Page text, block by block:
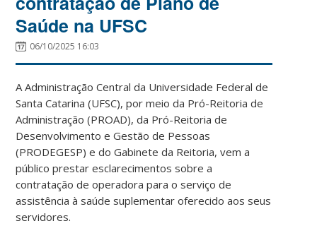
Saúde na UFSC
06/10/2025 16:03
A Administração Central da Universidade Federal de
Santa Catarina (UFSC), por meio da Pró-Reitoria de
Administração (PROAD), da Pró-Reitoria de
Desenvolvimento e Gestão de Pessoas
(PRODEGESP) e do Gabinete da Reitoria, vem a
público prestar esclarecimentos sobre a
contratação de operadora para o serviço de
assistência à saúde suplementar oferecido aos seus
servidores.